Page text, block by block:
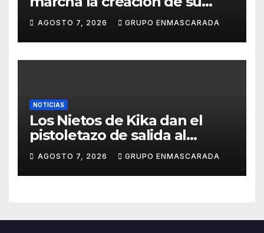
repertorio para el Carnaval
2027
AGOSTO 7, 2026 GRUPO ENMASCARADA
NOTICIAS
Los Nietos de Kika dan el
pistoletazo de salida al
Carnaval 2027 con el inicio de
sus ensayos
AGOSTO 7, 2026 GRUPO ENMASCARADA